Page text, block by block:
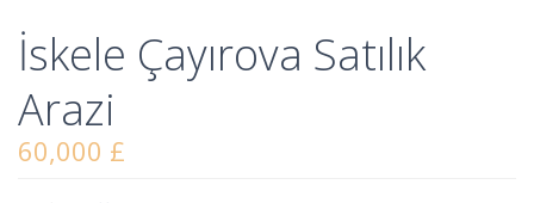
İskele Çayırova Satılık
Arazi
60,000 £